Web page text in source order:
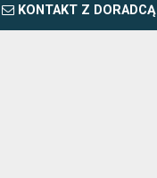
KONTAKT Z DORADCĄ